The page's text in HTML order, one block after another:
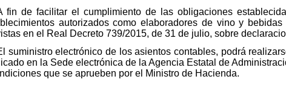
fin de facilitar el cumplimiento de las obligaciones
autorizados como elaboradores de vino y
en el Real Decreto 739/2015, de 31 de julio, sobre
suministro electrónico de los asientos contables, podrá
en la Sede electrónica de la Agencia Estatal de
que se aprueben por el Ministro de Hacienda.